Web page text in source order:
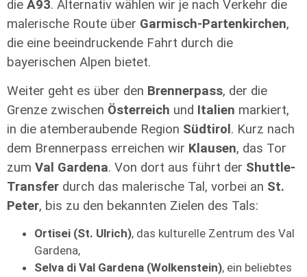
die A93. Alternativ wählen wir je nach Verkehr die
malerische Route über Garmisch-Partenkirchen,
die eine beeindruckende Fahrt durch die
bayerischen Alpen bietet.
Weiter geht es über den Brennerpass, der die
Grenze zwischen Österreich und Italien markiert,
in die atemberaubende Region Südtirol . Kurz nach
dem Brennerpass erreichen wir Klausen, das Tor
zum Val Gardena. Von dort aus führt der Shuttle-
Transfer durch das malerische Tal, vorbei an St.
Peter, bis zu den bekannten Zielen des Tals:
Ortisei (St. Ulrich), das kulturelle Zentrum des Val
Gardena,
Selva di Val Gardena (Wolkenstein), ein beliebtes